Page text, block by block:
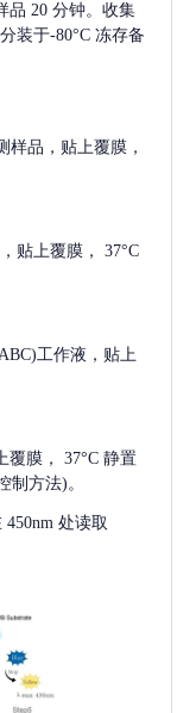
品 20 分钟。收集
装于-80°C 冻存备
样品，贴上覆膜，
贴上覆膜， 37°C
工作液，贴上
覆膜， 37°C 静置
制方法)。
处读取